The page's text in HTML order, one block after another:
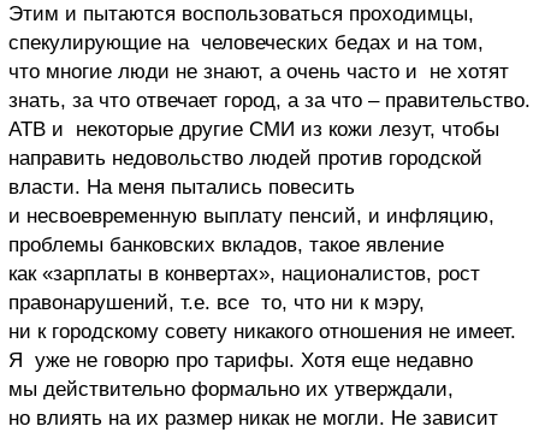
Этим и пытаются воспользоваться проходимцы,
спекулирующие на человеческих бедах и на том,
что многие люди не знают, а очень часто и не хотят
знать, за что отвечает город, а за что – правительство.
АТВ и некоторые другие СМИ из кожи лезут, чтобы
направить недовольство людей против городской
власти. На меня пытались повесить
и несвоевременную выплату пенсий, и инфляцию,
проблемы банковских вкладов, такое явление
как «зарплаты в конвертах», националистов, рост
правонарушений, т.е. все то, что ни к мэру,
ни к городскому совету никакого отношения не имеет.
Я уже не говорю про тарифы. Хотя еще недавно
мы действительно формально их утверждали,
но влиять на их размер никак не могли. Не зависит